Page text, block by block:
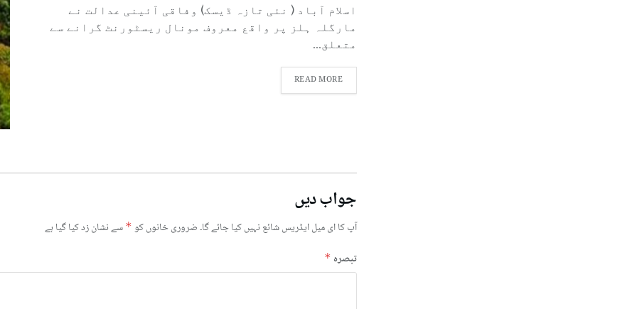
اسلام آباد ( نئی تازہ ڈیسک) وفاقی آئینی عدالت نے
مارگلہ ہلز پر واقع معروف مونال ریسٹورنٹ گرانے سے
متعلق...
READ MORE
جواب دیں
آپ کا ای میل ایڈریس شائع نہیں کیا جائے گا۔ضروری خانوں کو * سے نشان زد کیا گیا ہے
تبصرہ *